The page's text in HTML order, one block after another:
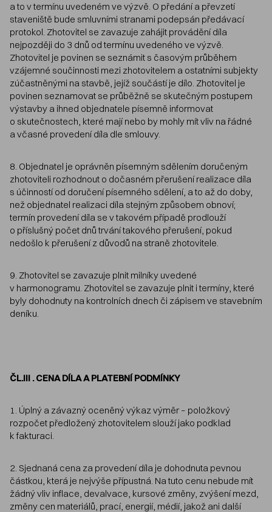
a to v termínu uvedeném ve výzvě. O předání a převzetí
staveniště bude smluvními stranami podepsán předávací
protokol. Zhotovitel se zavazuje zahájit provádění díla
nejpozději do 3 dnů od termínu uvedeného ve výzvě.
Zhotovitel je povinen se seznámit s časovým průběhem
vzájemné součinnosti mezi zhotovitelem a ostatními subjekty
zúčastněnými na stavbě, jejíž součástí je dílo. Zhotovitel je
povinen seznamovat se průběžně se skutečným postupem
výstavby a ihned objednatele písemně informovat
o skutečnostech, které mají nebo by mohly mít vliv na řádné
a včasné provedení díla dle smlouvy.
8. Objednatel je oprávněn písemným sdělením doručeným
zhotoviteli rozhodnout o dočasném přerušení realizace díla
s účinností od doručení písemného sdělení, a to až do doby,
než objednatel realizaci díla stejným způsobem obnoví;
termín provedení díla se v takovém případě prodlouží
o příslušný počet dnů trvání takového přerušení, pokud
nedošlo k přerušení z důvodů na straně zhotovitele.
9. Zhotovitel se zavazuje plnit milníky uvedené
v harmonogramu. Zhotovitel se zavazuje plnit i termíny, které
byly dohodnuty na kontrolních dnech či zápisem ve stavebním
deníku.
ČL.III . CENA DÍLA A PLATEBNÍ PODMÍNKY
1. Úplný a závazný oceněný výkaz výměr – položkový
rozpočet předložený zhotovitelem slouží jako podklad
k fakturaci.
2. Sjednaná cena za provedení díla je dohodnuta pevnou
částkou, která je nejvýše přípustná. Na tuto cenu nebude mít
žádný vliv inflace, devalvace, kursové změny, zvýšení mezd,
změny cen materiálů, prací, energií, médií, jakož ani další